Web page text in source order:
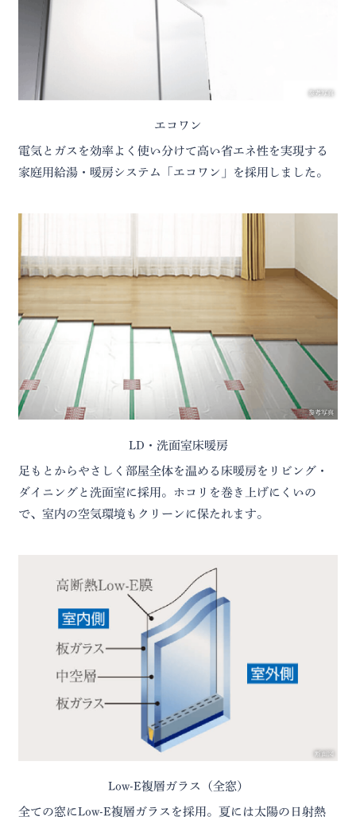
参考写真
エコワン
電気とガスを効率よく使い分けて高い省エネ性を実現する
家庭用給湯・暖房システム「エコワン」を採用しました。
参考写真
LD・洗面室床暖房
足もとからやさしく部屋全体を温める床暖房をリビング・
ダイニングと洗面室に採用。ホコリを巻き上げにくいの
で、室内の空気環境もクリーンに保たれます。
断面図
Low-E複層ガラス（全窓）
全ての窓にLow-E複層ガラスを採用。夏には太陽の日射熱